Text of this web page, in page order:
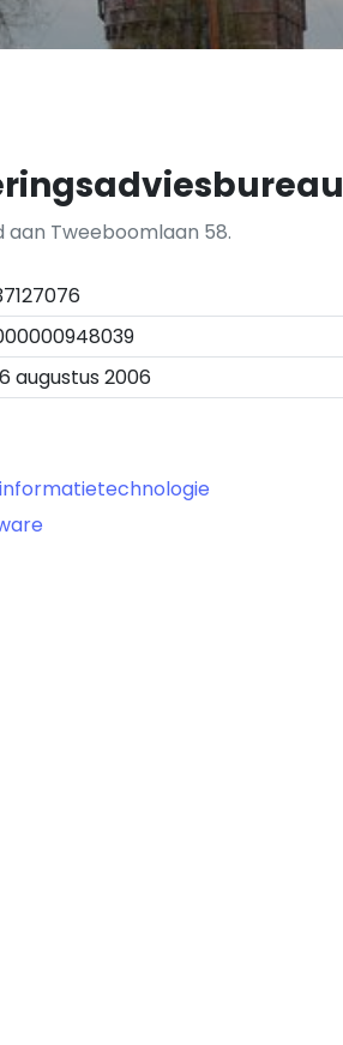
Tweeboomlaan 58.
augustus 2006